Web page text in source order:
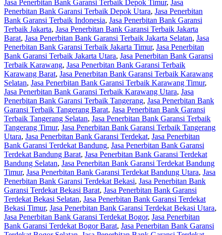
Jasa Penerbitan Bank Garansi Terbaik Depok Timur, Jasa
Penerbitan Bank Garansi Terbaik Depok Utara, Jasa Penerbitan
Bank Garansi Terbaik Indonesia, Jasa Penerbitan Bank Garansi
Terbaik Jakarta, Jasa Penerbitan Bank Garansi Terbaik Jakarta
Barat, Jasa Penerbitan Bank Garansi Terbaik Jakarta Selatan, Jasa
Penerbitan Bank Garansi Terbaik Jakarta Timur, Jasa Penerbitan
Bank Garansi Terbaik Jakarta Utara, Jasa Penerbitan Bank Garansi
Terbaik Karawang, Jasa Penerbitan Bank Garansi Terbaik
Karawang Barat, Jasa Penerbitan Bank Garansi Terbaik Karawang
Selatan, Jasa Penerbitan Bank Garansi Terbaik Karawang Timur,
Jasa Penerbitan Bank Garansi Terbaik Karawang Utara, Jasa
Penerbitan Bank Garansi Terbaik Tangerang, Jasa Penerbitan Bank
Garansi Terbaik Tangerang Barat, Jasa Penerbitan Bank Garansi
Terbaik Tangerang Selatan, Jasa Penerbitan Bank Garansi Terbaik
Tangerang Timur, Jasa Penerbitan Bank Garansi Terbaik Tangerang
Utara, Jasa Penerbitan Bank Garansi Terdekat, Jasa Penerbitan
Bank Garansi Terdekat Bandung, Jasa Penerbitan Bank Garansi
Terdekat Bandung Barat, Jasa Penerbitan Bank Garansi Terdekat
Bandung Selatan, Jasa Penerbitan Bank Garansi Terdekat Bandung
Timur, Jasa Penerbitan Bank Garansi Terdekat Bandung Utara, Jasa
Penerbitan Bank Garansi Terdekat Bekasi, Jasa Penerbitan Bank
Garansi Terdekat Bekasi Barat, Jasa Penerbitan Bank Garansi
Terdekat Bekasi Selatan, Jasa Penerbitan Bank Garansi Terdekat
Bekasi Timur, Jasa Penerbitan Bank Garansi Terdekat Bekasi Utara,
Jasa Penerbitan Bank Garansi Terdekat Bogor, Jasa Penerbitan
Bank Garansi Terdekat Bogor Barat, Jasa Penerbitan Bank Garansi